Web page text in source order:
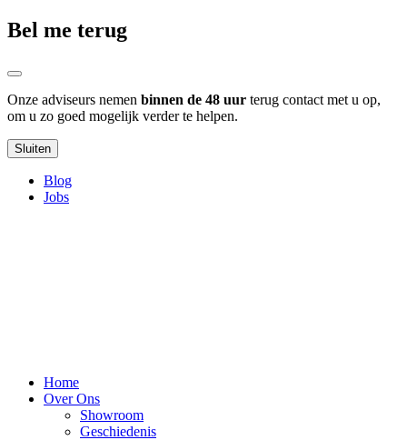
Bel me terug
Onze adviseurs nemen binnen de 48 uur terug contact met u op,
om u zo goed mogelijk verder te helpen.
Sluiten
Blog
Jobs
Home
Over Ons
Showroom
Geschiedenis